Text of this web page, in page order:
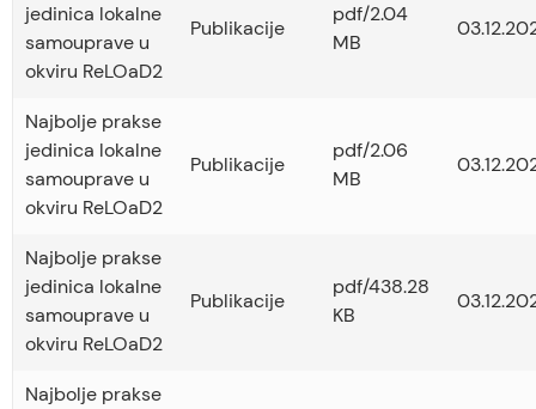
jedinica lokalne
samouprave u
okviru ReLOaD2
Publikacije
pdf/2.04
MB
Najbolje prakse
jedinica lokalne
samouprave u
okviru ReLOaD2
Publikacije
pdf/2.06
MB
Najbolje prakse
jedinica lokalne
samouprave u
okviru ReLOaD2
Publikacije
pdf/438.28
KB
Najbolje prakse